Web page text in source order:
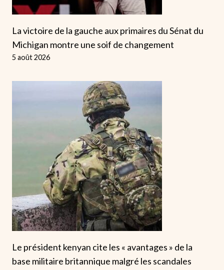
La victoire de la gauche aux primaires du Sénat du
Michigan montre une soif de changement
5 août 2026
Le président kenyan cite les « avantages » de la
base militaire britannique malgré les scandales